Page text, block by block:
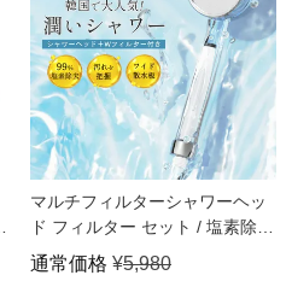
マルチフィルターシャワーヘッ
ド フィルター セット / 塩素除去
水圧アップ 節 …
通常価格 ¥5,980